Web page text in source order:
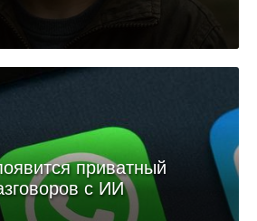
приватный
с ИИ